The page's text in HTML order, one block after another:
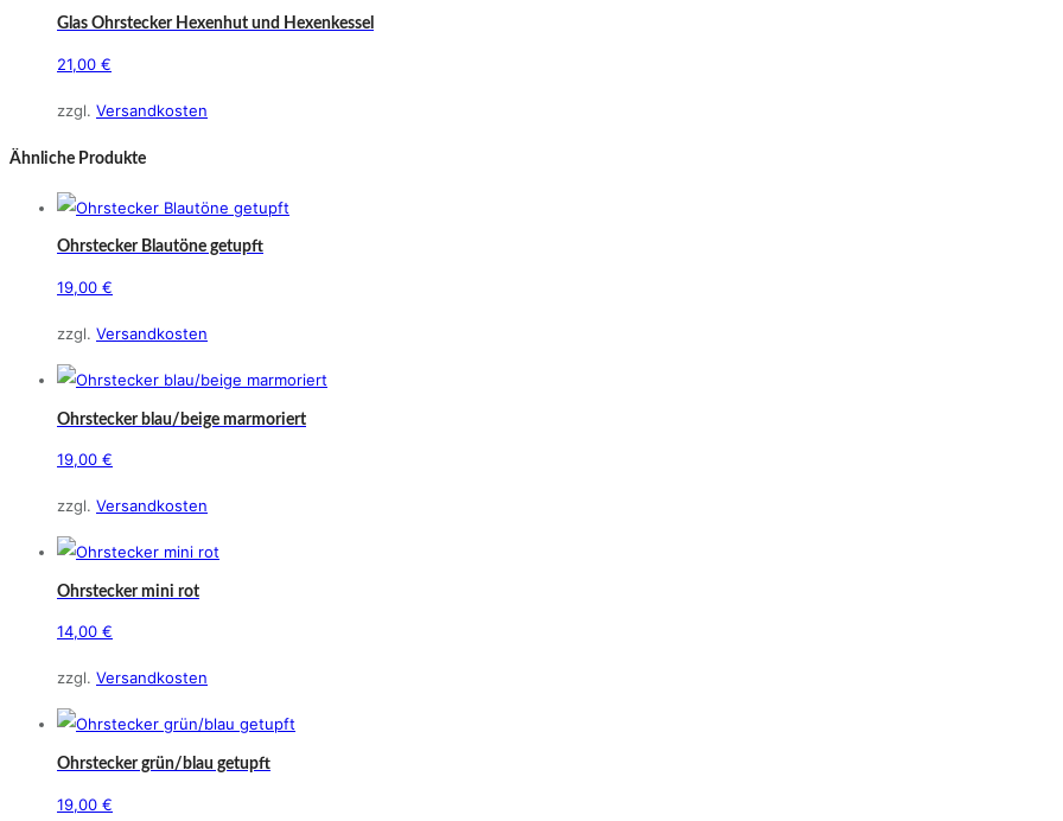
Glas Ohrstecker Hexenhut und Hexenkessel
21,00 €
zzgl. Versandkosten
Ähnliche Produkte
Ohrstecker Blautöne getupft
19,00 €
zzgl. Versandkosten
Ohrstecker blau/beige marmoriert
19,00 €
zzgl. Versandkosten
Ohrstecker mini rot
14,00 €
zzgl. Versandkosten
Ohrstecker grün/blau getupft
19,00 €